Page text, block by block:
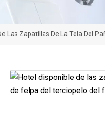
Las Zapatillas De La Tela Del